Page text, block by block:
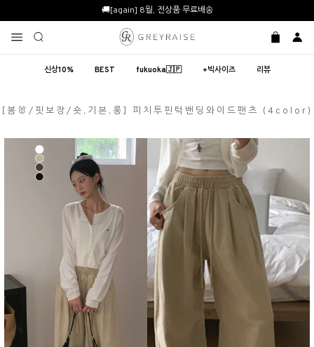
🚚[again] 8월, 전상품 무료배송
신상10% BEST fukuoka🇯🇵 +빅사이즈 리뷰
[봄🐰/핏보장/숏,기본,롱] 피치투핀턱밴딩와이드팬츠 (4color)